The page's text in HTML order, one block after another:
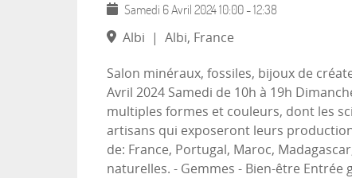
Samedi 6 Avril 202410:00 -12:38
Albi | Albi, France
Salon minéraux, fossiles, bijoux de
Avril 2024 Samedi de 10h à 19h
multiples formes et couleurs, dont les
artisans qui exposeront leurs
de: France, Portugal, Maroc,
naturelles. - Gemmes - Bien-être Entrée